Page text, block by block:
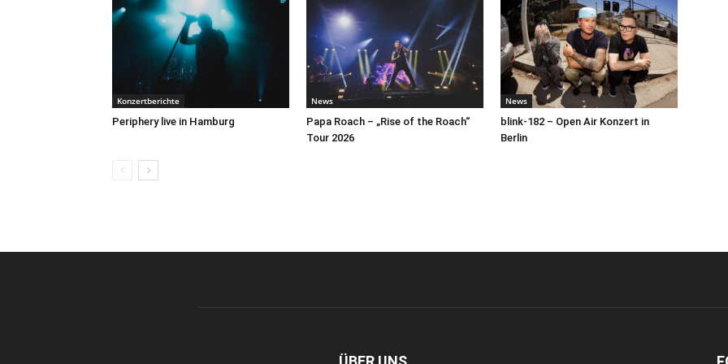
Konzertberichte
Periphery live in Hamburg
News
Papa Roach – „Rise of the Roach“
Tour 2026
News
blink-182 – Open Air Konzert in
Berlin